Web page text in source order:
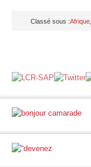
Classé sous :Afrique